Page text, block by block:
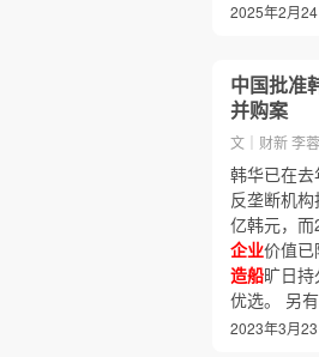
2025年2月24
中国批准
并购案
文｜财新 李
韩华已在
反垄断机
亿韩元，
企业价值已
造船旷日
优选。 另
2023年3月23